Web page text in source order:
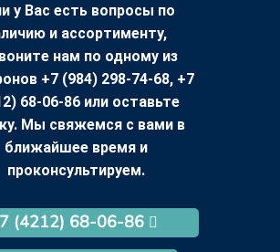
у Вас есть вопросы по
и ассортименту,
нам по одному из
+7 (984) 298-74-68, +7
68-06-86 или оставьте
Мы свяжемся с вами в
ближайшее время и
проконсультируем.
(4212) 68-06-86